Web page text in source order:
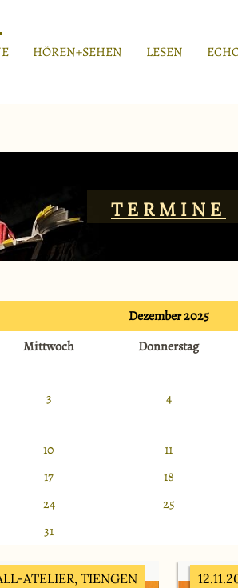
HÖREN+SEHEN LESEN
TERMINE
Dezember 2025
Mittwoch Donnerstag
3 4
10 11
17 18
24 25
31
ATELIER, TIENGEN